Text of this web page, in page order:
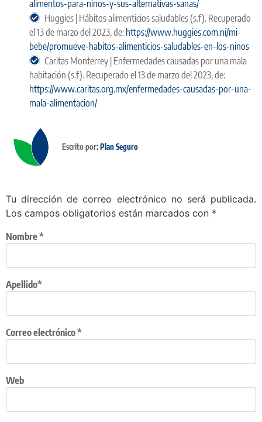
alimentos-para-ninos-y-sus-alternativas-sanas/
Huggies | Hábitos alimenticios saludables (s.f). Recuperado
el 13 de marzo del 2023, de: https://www.huggies.com.ni/mi-
bebe/promueve-habitos-alimenticios-saludables-en-los-ninos
Caritas Monterrey | Enfermedades causadas por una mala
habitación (s.f). Recuperado el 13 de marzo del 2023, de:
https://www.caritas.org.mx/enfermedades-causadas-por-una-
mala-alimentacion/
Escrito por:Plan Seguro
Tu dirección de correo electrónico no será publicada.
Los campos obligatorios están marcados con *
Apellido*
Nombre*
Correo electrónico*
Web